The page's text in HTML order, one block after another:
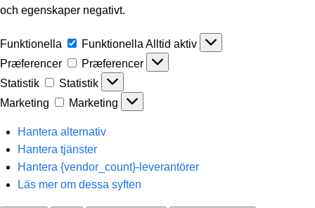
och egenskaper negativt.
Funktionella Funktionella Alltid aktiv
Præferencer
Præferencer
Statistik
Statistik
Marketing
Marketing
Hantera alternativ
Hantera tjänster
Hantera {vendor_count}-leverantörer
Läs mer om dessa syften